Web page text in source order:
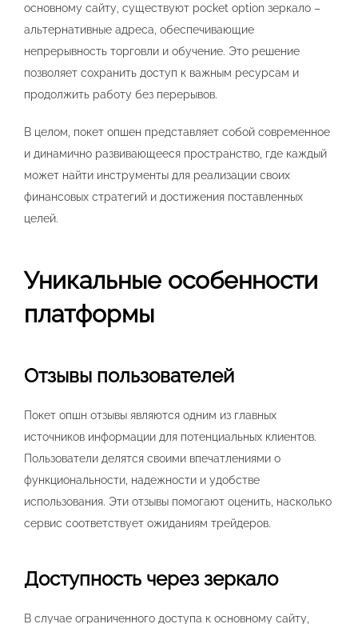
основному сайту, существуют pocket option зеркало –
альтернативные адреса, обеспечивающие
непрерывность торговли и обучение. Это решение
позволяет сохранить доступ к важным ресурсам и
продолжить работу без перерывов.
В целом, покет опшен представляет собой современное
и динамично развивающееся пространство, где каждый
может найти инструменты для реализации своих
финансовых стратегий и достижения поставленных
целей.
Уникальные особенности
платформы
Отзывы пользователей
Покет опшн отзывы являются одним из главных
источников информации для потенциальных клиентов.
Пользователи делятся своими впечатлениями о
функциональности, надежности и удобстве
использования. Эти отзывы помогают оценить, насколько
сервис соответствует ожиданиям трейдеров.
Доступность через зеркало
В случае ограниченного доступа к основному сайту,